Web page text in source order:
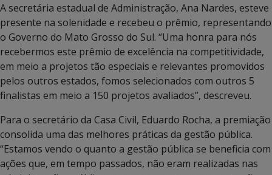
A secretária estadual de Administração, Ana Nardes, esteve
presente na solenidade e recebeu o prêmio, representando
o Governo do Mato Grosso do Sul. “Uma honra para nós
recebermos este prêmio de excelência na competitividade,
em meio a projetos tão especiais e relevantes promovidos
pelos outros estados, fomos selecionados com outros 5
finalistas em meio a 150 projetos avaliados”, descreveu.
Para o secretário da Casa Civil, Eduardo Rocha, a premiação
consolida uma das melhores práticas da gestão pública.
“Estamos vendo o quanto a gestão pública se beneficia com
ações que, em tempo passados, não eram realizadas nas